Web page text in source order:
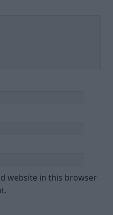
website in this browser